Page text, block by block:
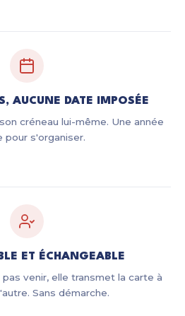
AUCUNE DATE IMPOSÉE
créneau lui-même. Une année
pour s'organiser.
ET ÉCHANGEABLE
venir, elle transmet la carte à
Sans démarche.